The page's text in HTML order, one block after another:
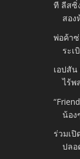
ที ลีสซิ่
สอง
พ่อค้า
ระเ
เอปสั
ไร้พ
น้อง
ร่วมเ
ปลอ